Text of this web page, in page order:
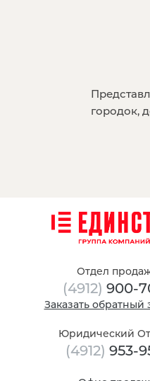
городок,
Отдел
(4912) 900-
Заказать обратный
Юридический
(4912) 953-